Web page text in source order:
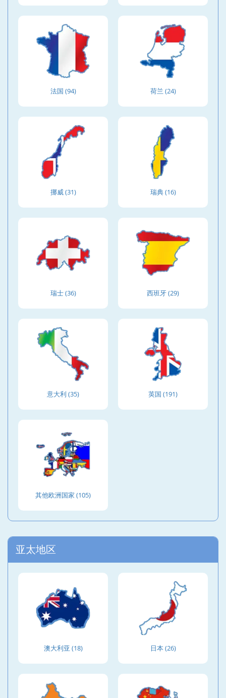
法国 (94) 荷兰 (24)
挪威 (31) 瑞典 (16)
瑞士 (36) 西班牙 (29)
意大利 (35) 英国 (191)
其他欧洲国家 (105)
亚太地区
澳大利亚 (18) 日本 (26)